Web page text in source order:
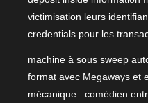
victimisation leurs
credentials pour les
machine à sous sweep
format avec Megaways et
mécanique . comédien